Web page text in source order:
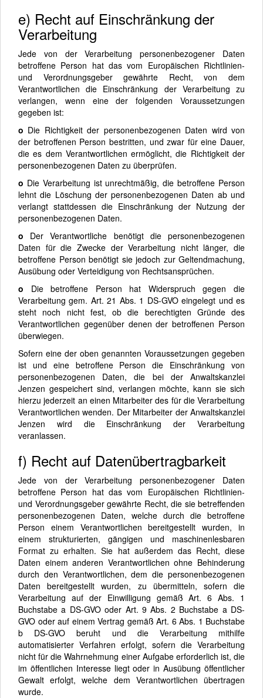
e) Recht auf Einschränkung der
Verarbeitung
Jede von der Verarbeitung personenbezogener Daten
betroffene Person hat das vom Europäischen Richtlinien-
und Verordnungsgeber gewährte Recht, von dem
Verantwortlichen die Einschränkung der Verarbeitung zu
verlangen, wenn eine der folgenden Voraussetzungen
gegeben ist:
o Die Richtigkeit der personenbezogenen Daten wird von
der betroffenen Person bestritten, und zwar für eine Dauer,
die es dem Verantwortlichen ermöglicht, die Richtigkeit der
personenbezogenen Daten zu überprüfen.
o Die Verarbeitung ist unrechtmäßig, die betroffene Person
lehnt die Löschung der personenbezogenen Daten ab und
verlangt stattdessen die Einschränkung der Nutzung der
personenbezogenen Daten.
o Der Verantwortliche benötigt die personenbezogenen
Daten für die Zwecke der Verarbeitung nicht länger, die
betroffene Person benötigt sie jedoch zur Geltendmachung,
Ausübung oder Verteidigung von Rechtsansprüchen.
o Die betroffene Person hat Widerspruch gegen die
Verarbeitung gem. Art. 21 Abs. 1 DS-GVO eingelegt und es
steht noch nicht fest, ob die berechtigten Gründe des
Verantwortlichen gegenüber denen der betroffenen Person
überwiegen.
Sofern eine der oben genannten Voraussetzungen gegeben
ist und eine betroffene Person die Einschränkung von
personenbezogenen Daten, die bei der Anwaltskanzlei
Jenzen gespeichert sind, verlangen möchte, kann sie sich
hierzu jederzeit an einen Mitarbeiter des für die Verarbeitung
Verantwortlichen wenden. Der Mitarbeiter der Anwaltskanzlei
Jenzen wird die Einschränkung der Verarbeitung
veranlassen.
f) Recht auf Datenübertragbarkeit
Jede von der Verarbeitung personenbezogener Daten
betroffene Person hat das vom Europäischen Richtlinien-
und Verordnungsgeber gewährte Recht, die sie betreffenden
personenbezogenen Daten, welche durch die betroffene
Person einem Verantwortlichen bereitgestellt wurden, in
einem strukturierten, gängigen und maschinenlesbaren
Format zu erhalten. Sie hat außerdem das Recht, diese
Daten einem anderen Verantwortlichen ohne Behinderung
durch den Verantwortlichen, dem die personenbezogenen
Daten bereitgestellt wurden, zu übermitteln, sofern die
Verarbeitung auf der Einwilligung gemäß Art. 6 Abs. 1
Buchstabe a DS-GVO oder Art. 9 Abs. 2 Buchstabe a DS-
GVO oder auf einem Vertrag gemäß Art. 6 Abs. 1 Buchstabe
b DS-GVO beruht und die Verarbeitung mithilfe
automatisierter Verfahren erfolgt, sofern die Verarbeitung
nicht für die Wahrnehmung einer Aufgabe erforderlich ist, die
im öffentlichen Interesse liegt oder in Ausübung öffentlicher
Gewalt erfolgt, welche dem Verantwortlichen übertragen
wurde.